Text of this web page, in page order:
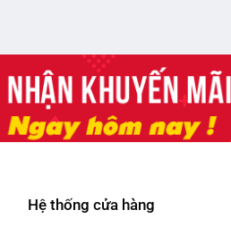
Hệ thống cửa hàng